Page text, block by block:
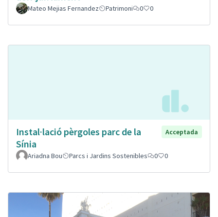
Mateo Mejias Fernandez Patrimoni 0 0
Instal·lació pèrgoles parc de la
Sínia
Acceptada
Ariadna Bou Parcs i Jardins Sostenibles 0 0